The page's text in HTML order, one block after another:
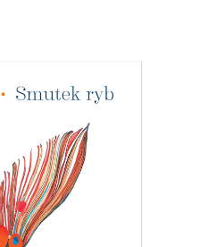
RYB
dla wędkarzy
uznanej reporterce
wojennym. Tam
publikować bez
trudno pisać
pisząc o rybach. A